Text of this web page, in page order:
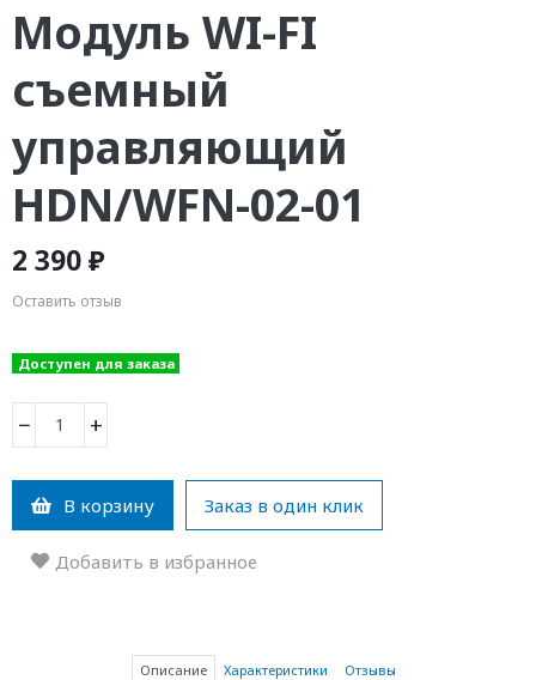
Модуль WI-FI
съемный
управляющий
HDN/WFN-02-01
2 390 ₽
Оставить отзыв
Доступен для заказа
− +
В корзину Заказ в один клик
Добавить в избранное
Описание Характеристики Отзывы